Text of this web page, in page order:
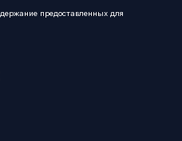
предоставленных для